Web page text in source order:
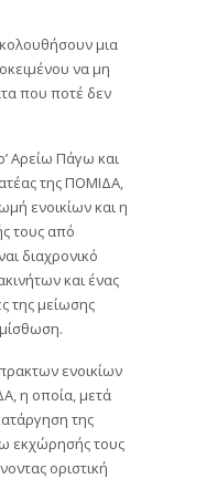
μια
να μη
που ποτέ δεν
Αρείω Πάγω και
της ΠΟΜΙΔΑ,
ενοικίων και η
τους από
διαχρονικό
και ένας
της μείωσης
ενοικίων
η οποία, μετά
της
εκχώρησής τους
οριστική